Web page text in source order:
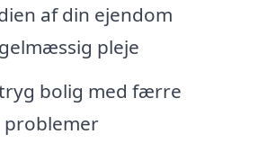
af din ejendom
pleje
bolig med færre